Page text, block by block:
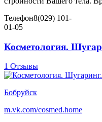
Телефон8(029) 101-
01-05
Косметология.
1 Отзывы
Бобруйск
m.vk.com/cosmed.home